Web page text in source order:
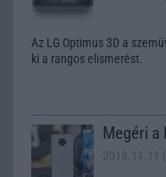
Az LG Optimus 3D a
ki a rangos elismerést.
Megéri a
2019.11.11